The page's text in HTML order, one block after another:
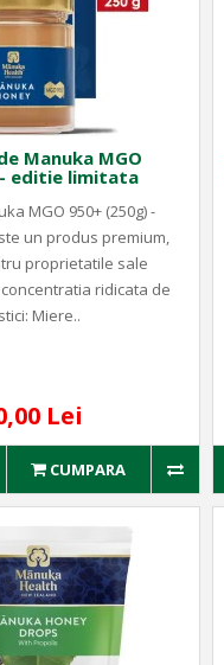
Manuka MGO
editie limitata
MGO 950+ (250g) -
un produs premium,
proprietatile sale
ridicata de
Miere..
Lei
CUMPARA